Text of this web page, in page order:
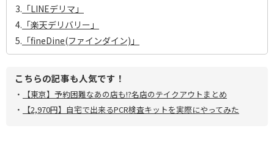
3. 「LINEデリマ」
4. 「楽天デリバリー」
5. 「fineDine(ファインダイン)」
こちらの記事も人気です！
・
【東京】予約困難なあの店も!?名店のテイクアウトまとめ
・
【2,970円】自宅で出来るPCR検査キットを実際にやってみた